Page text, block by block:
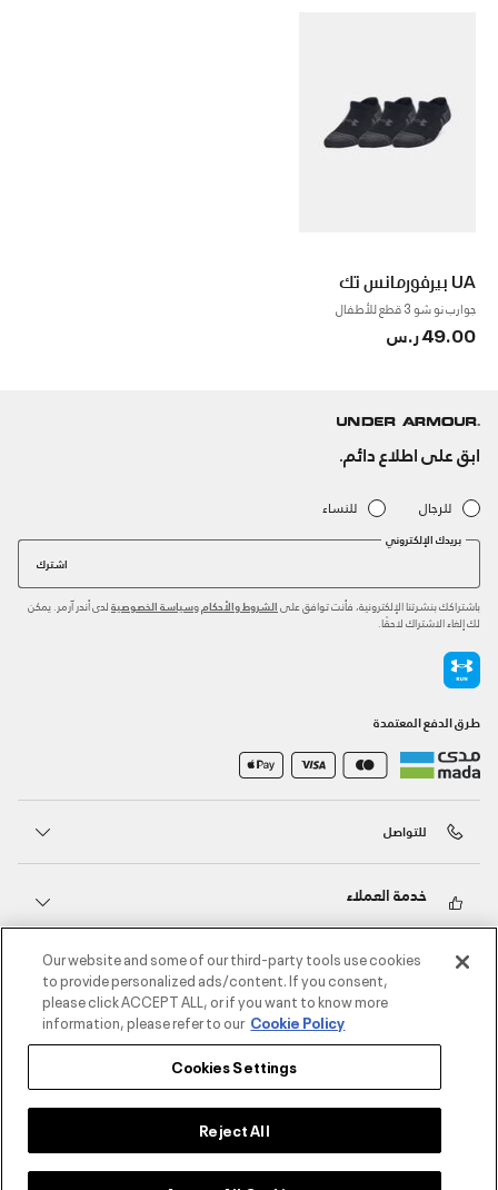
UA بيرفورمانس تك
جوارب نو شو 3 قطع للأطفال
49.00 ر.س
ابق على اطلاع دائم.
للرجال للنساء
بريدك الإلكتروني
اشترك
باشتراكك بنشرتنا الإلكترونية، فأنت توافق على الشروط والأحكام وسياسة الخصوصية لدى أندر آرمر. يمكن
لك إلغاء الاشتراك لاحقًا.
طرق الدفع المعتمدة
للتواصل
خدمة العملاء
حول أندر آرمر
أندر آرمر على الشبكات الاجتماعية
Our website and some of our third-party tools use cookies
to provide personalized ads/content. If you consent,
please click ACCEPT ALL, or if you want to know more
information, please refer to our Cookie Policy
Cookies Settings
Reject All